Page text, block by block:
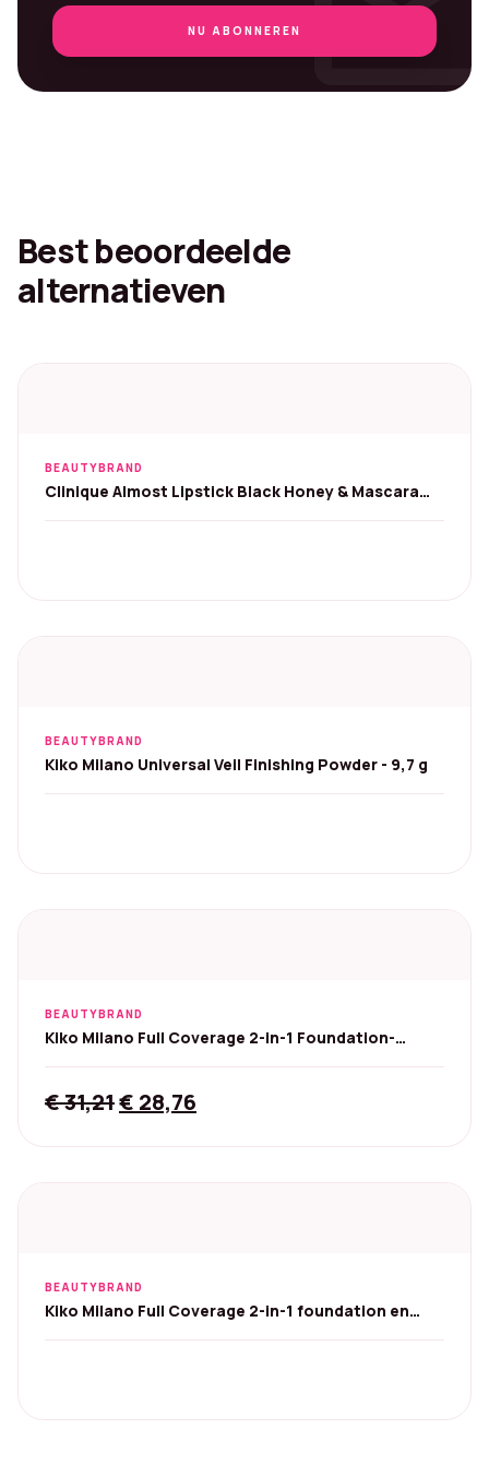
NU ABONNEREN
Best beoordeelde
alternatieven
BEAUTYBRAND
Clinique Almost Lipstick Black Honey & Mascara
BEAUTYBRAND
Kiko Milano Universal Veil Finishing Powder - 9,7 g
BEAUTYBRAND
Kiko Milano Full Coverage 2-in-1 Foundation-
€31,21Original
€ 28,76
BEAUTYBRAND
Kiko Milano Full Coverage 2-in-1 foundation en